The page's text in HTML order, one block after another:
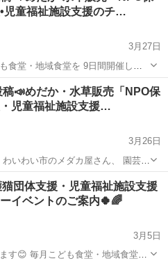
児童福祉施設支援のチ…
3月27日
ささえあいセンターかるがも｣さ
チャリティー
稿📣めだか・水草販売「NPO保
児童福祉施設支援…
3月26日
をいたします。 毎月こども
る、 社会福祉法人 ラポール 「地
地域/お祭り チャリティー
団体支援・児童福祉施設支援
イベントのご案内🍀🌈
3月5日
域食堂を